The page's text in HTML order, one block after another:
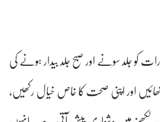
کو جلد سونے اور صبح جلد بیدار ہونے کی
اور اپنی صحت کا خاص خیال رکھیں،